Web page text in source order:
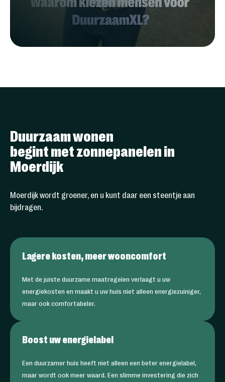
Duurzaam wonen
begint met zonnepanelen in
Moerdijk
Moerdijk wordt groener, en u kunt daar een steentje aan
bijdragen.
Lagere kosten, meer wooncomfort
Met de juiste duurzame maatregelen verlaagt u uw
energiekosten en maakt u uw huis niet alleen energiezuiniger,
maar ook comfortabeler.
Boost uw energielabel
Een duurzamer huis heeft niet alleen een beter energielabel,
maar wordt ook meer waard. Een slimme investering die zich